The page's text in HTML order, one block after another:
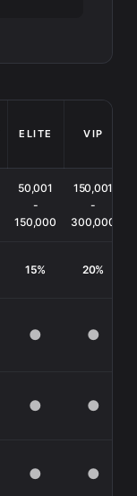
ELITE VIP
50,001
-
150,000
150,001
-
300,000
15% 20%
● ●
● ●
● ●